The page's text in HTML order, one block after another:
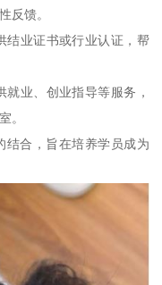
反馈。
结业证书或行业认证，帮
业、创业指导等服务，
。
结合，旨在培养学员成为